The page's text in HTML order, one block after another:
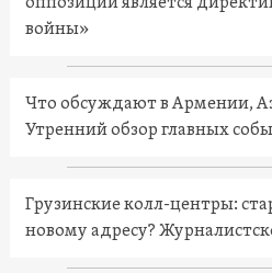
войны»
Что обсуждают в Армении,
Утренний обзор главных
Грузинские колл-центры:
новому адресу?